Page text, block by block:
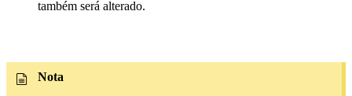
também será alterado.
Nota